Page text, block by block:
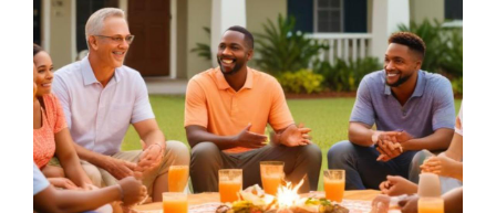
Tener un asesor financiero o inmobiliario puede hacer
una gran diferencia al tomar decisiones informadas
sobre tu inversión.
¿Cuánto debo ahorrar antes de invertir?
Generalmente, se recomienda tener al menos el 20% del
precio total como entrada para asegurar mejores